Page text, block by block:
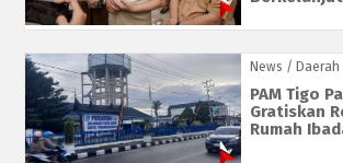
News / Daerah
PAM Tigo
Gratiskan
Rumah